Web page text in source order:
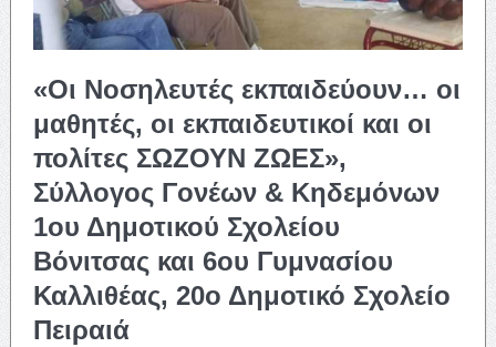
«Οι Νοσηλευτές εκπαιδεύουν… οι
μαθητές, οι εκπαιδευτικοί και οι
πολίτες ΣΩΖΟΥΝ ΖΩΕΣ»,
Σύλλογος Γονέων & Κηδεμόνων
1ου Δημοτικού Σχολείου
Βόνιτσας και 6ου Γυμνασίου
Καλλιθέας, 20ο Δημοτικό Σχολείο
Πειραιά